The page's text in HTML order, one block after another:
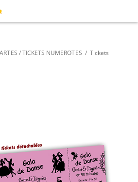
/ TICKETS NUMEROTES / Tickets